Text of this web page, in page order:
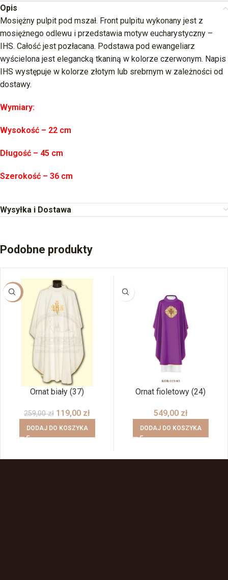
Opis
Mosiężny pulpit pod mszał. Front pulpitu wykonany jest z
mosiężnego odlewu i przedstawia motyw eucharystyczny –
IHS. Całość jest pozłacana. Podstawa pod ewangeliarz
wyścielona jest elegancką tkaniną w kolorze czerwonym. Napis
IHS występuje w kolorze złotym lub srebrnym w zależności od
dostawy.
Wymiary:
Wysokość – 22 cm
Długość – 45 cm
Szerokość – 36 cm
Wysyłka i Dostawa
Podobne produkty
-54%
Ornat biały (37)
259,00zł 119,00 zł
DODAJ DO KOSZYKA
Ornat fioletowy (24)
549,00 zł
DODAJ DO KOSZYKA